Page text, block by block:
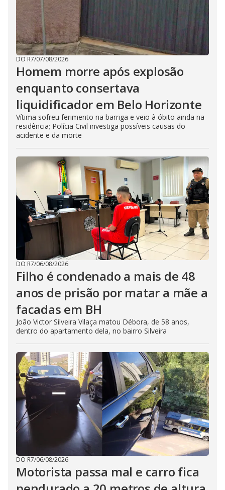
DO R7/07/08/2026
Homem morre após explosão
enquanto consertava
liquidificador em Belo Horizonte
Vítima sofreu ferimento na barriga e veio à óbito ainda na
residência; Polícia Civil investiga possíveis causas do
acidente e da morte
DO R7/06/08/2026
Filho é condenado a mais de 48
anos de prisão por matar a mãe a
facadas em BH
João Victor Silveira Vilaça matou Débora, de 58 anos,
dentro do apartamento dela, no bairro Silveira
DO R7/06/08/2026
Motorista passa mal e carro fica